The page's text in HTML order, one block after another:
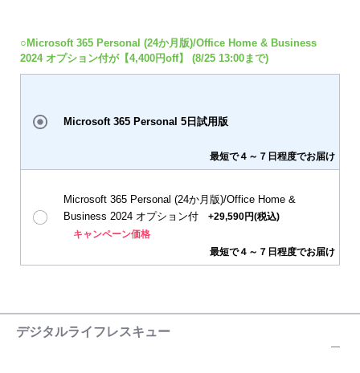
○Microsoft 365 Personal (24か月版)/Office Home & Business
2024 オプション付が【4,400円off】 (8/25 13:00まで)
最短で４～７日程度でお届け
Microsoft 365 Personal 5日試用版
最短で４～７日程度でお届け
Microsoft 365 Personal (24か月版)/Office Home &
Business 2024 オプション付
+29,590円(税込)
キャンペーン価格
デジタルライフレスキュー